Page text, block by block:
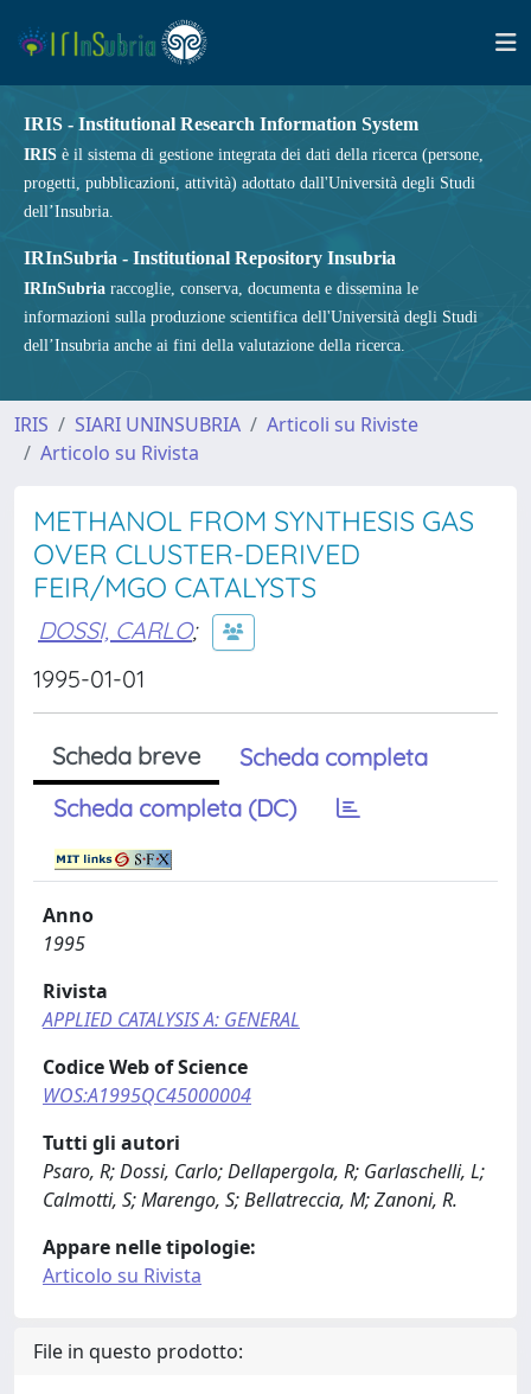
IRIS - Institutional Research Information System
IRIS è il sistema di gestione integrata dei dati della ricerca (persone,
progetti, pubblicazioni, attività) adottato dall'Università degli Studi
dell’Insubria.
IRInSubria - Institutional Repository Insubria
IRInSubria raccoglie, conserva, documenta e dissemina le
informazioni sulla produzione scientifica dell'Università degli Studi
dell’Insubria anche ai fini della valutazione della ricerca.
IRIS SIARI UNINSUBRIA
Articoli su Riviste
Articolo su Rivista
METHANOL FROM SYNTHESIS GAS
OVER CLUSTER-DERIVED
FEIR/MGO CATALYSTS
DOSSI, CARLO;
1995-01-01
Scheda breve
Scheda completa
Scheda completa (DC)
Anno
1995
Rivista
APPLIED CATALYSIS A: GENERAL
Codice Web of Science
WOS:A1995QC45000004
Tutti gli autori
Psaro, R; Dossi, Carlo; Dellapergola, R; Garlaschelli, L;
Calmotti, S; Marengo, S; Bellatreccia, M; Zanoni, R.
Appare nelle tipologie:
Articolo su Rivista
File in questo prodotto: